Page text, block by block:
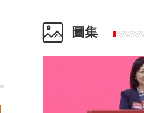
圖集